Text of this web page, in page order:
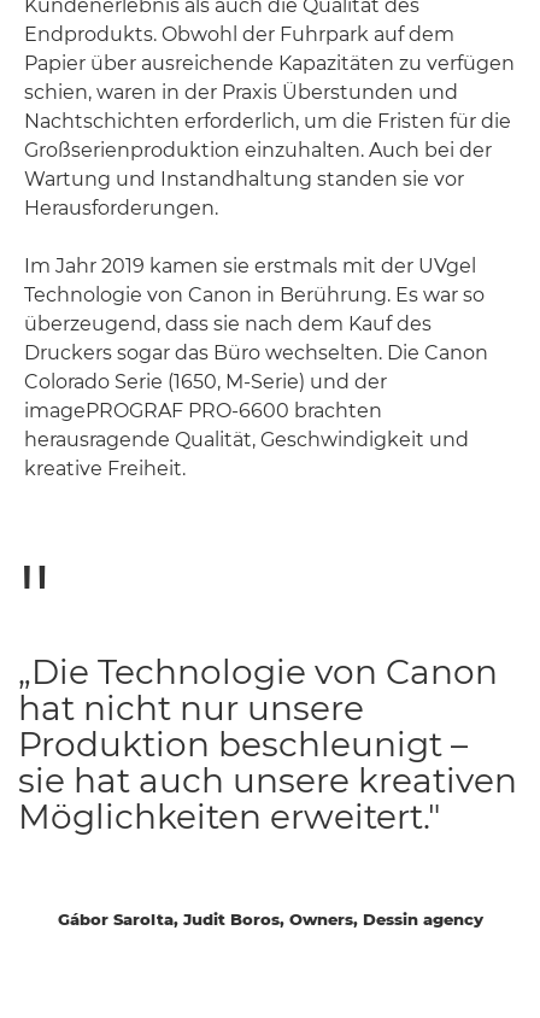
Kundenerlebnis als auch die Qualität des
Endprodukts. Obwohl der Fuhrpark auf dem
Papier über ausreichende Kapazitäten zu verfügen
schien, waren in der Praxis Überstunden und
Nachtschichten erforderlich, um die Fristen für die
Großserienproduktion einzuhalten. Auch bei der
Wartung und Instandhaltung standen sie vor
Herausforderungen.
Im Jahr 2019 kamen sie erstmals mit der UVgel
Technologie von Canon in Berührung. Es war so
überzeugend, dass sie nach dem Kauf des
Druckers sogar das Büro wechselten. Die Canon
Colorado Serie (1650, M-Serie) und der
imagePROGRAF PRO-6600 brachten
herausragende Qualität, Geschwindigkeit und
kreative Freiheit.
Gábor Sarolta, Judit Boros, Owners, Dessin agency
„Die Technologie von Canon
hat nicht nur unsere
Produktion beschleunigt –
sie hat auch unsere kreativen
Möglichkeiten erweitert."